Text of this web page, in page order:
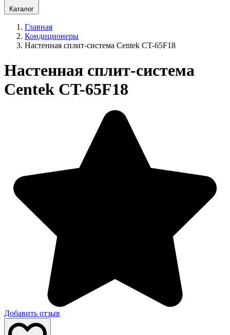
Каталог
Главная
Кондиционеры
Настенная сплит-система Centek CT-65F18
Настенная сплит-система
Centek CT-65F18
Добавить отзыв